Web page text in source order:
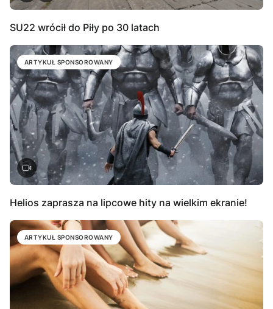
SU22 wrócił do Piły po 30 latach
ARTYKUŁ SPONSOROWANY
Helios zaprasza na lipcowe hity na wielkim ekranie!
ARTYKUŁ SPONSOROWANY